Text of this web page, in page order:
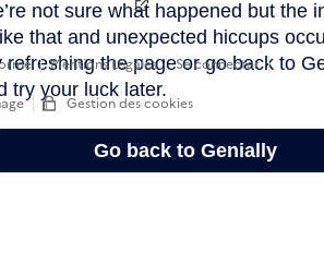
nationale
Mentions Légales
Se connecter
Gestion des cookies
tous les textes de ce site sont souslicense